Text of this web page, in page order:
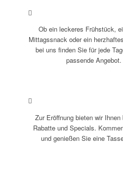
Ob ein leckeres Frühstück,
Mittagssnack oder ein
bei uns finden Sie für jede
passende Angebot.
Zur Eröffnung bieten wir Ihnen
Rabatte und Specials.
und genießen Sie eine